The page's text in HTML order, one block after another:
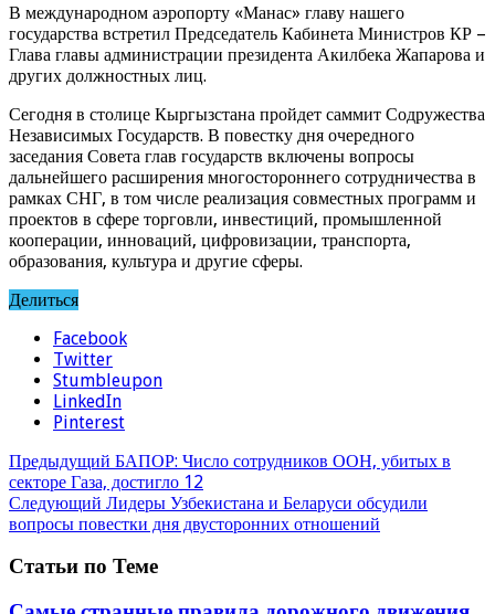
В международном аэропорту «Манас» главу нашего
государства встретил Председатель Кабинета Министров КР –
Глава главы администрации президента Акилбека Жапарова и
других должностных лиц.
Сегодня в столице Кыргызстана пройдет саммит Содружества
Независимых Государств. В повестку дня очередного
заседания Совета глав государств включены вопросы
дальнейшего расширения многостороннего сотрудничества в
рамках СНГ, в том числе реализация совместных программ и
проектов в сфере торговли, инвестиций, промышленной
кооперации, инноваций, цифровизации, транспорта,
образования, культура и другие сферы.
Делиться
Facebook
Twitter
Stumbleupon
LinkedIn
Pinterest
Предыдущий БАПОР: Число сотрудников ООН, убитых в
секторе Газа, достигло 12
Следующий Лидеры Узбекистана и Беларуси обсудили
вопросы повестки дня двусторонних отношений
Статьи по Теме